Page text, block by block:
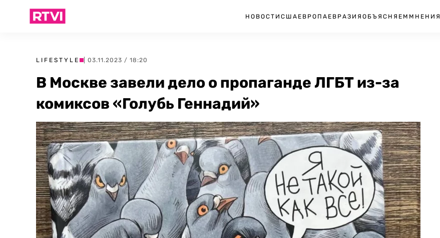
НОВОСТИ США ЕВРОПА ЕВРАЗИЯ ОБЪЯСНЯЕМ МНЕНИЯ
LIFESTYLE | 03.11.2023 / 18:20
В Москве завели дело о пропаганде ЛГБТ из-за
комиксов «Голубь Геннадий»